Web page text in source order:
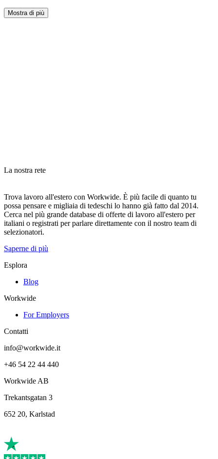
Mostra di più
La nostra rete
Trova lavoro all'estero con Workwide. È più facile di quanto tu
possa pensare e migliaia di tedeschi lo hanno già fatto dal 2014.
Cerca nel più grande database di offerte di lavoro all'estero per
italiani o registrati per parlare direttamente con il nostro team di
selezionatori.
Saperne di più
Esplora
Blog
Workwide
For Employers
Contatti
info@workwide.it
+46 54 22 44 440
Workwide AB
Trekantsgatan 3
652 20, Karlstad